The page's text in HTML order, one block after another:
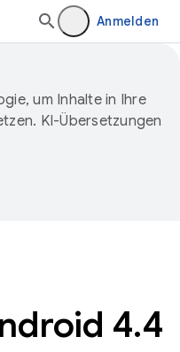
Anmelden
um Inhalte in Ihre
KI-Übersetzungen
4.4